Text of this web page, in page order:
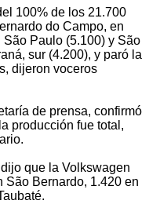
100% de los 21.700
do Campo, en
São Paulo (5.100) y São
sur (4.200), y paró la
dijeron voceros
de prensa, confirmó
producción fue total,
que la Volkswagen
São Bernardo, 1.420 en